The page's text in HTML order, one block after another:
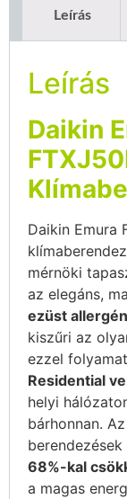
Leírás
Leírás
Daikin
Daikin Emura
mérnöki
az elegáns,
ezüst
kiszűri az
ezzel
Residential
helyi
bárhonnan.
68%-kal
a magas